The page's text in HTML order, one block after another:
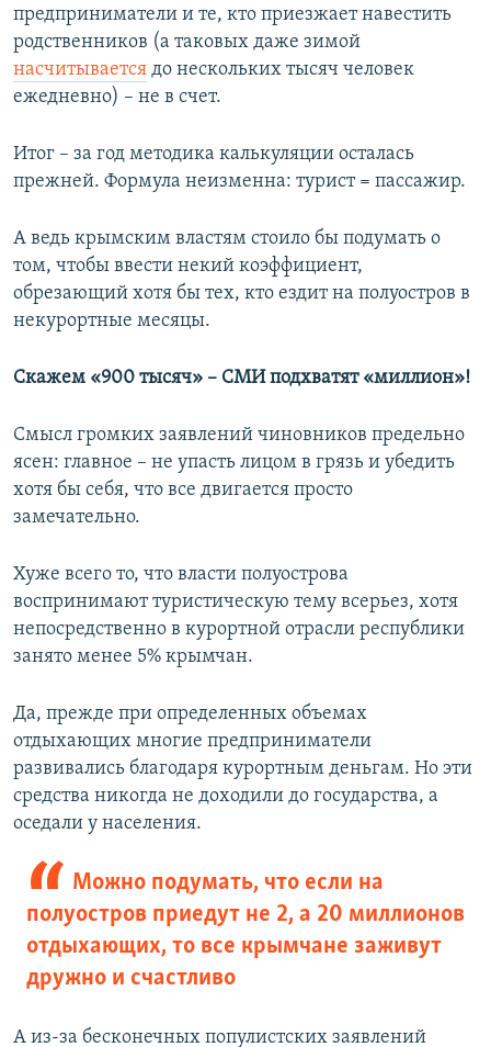
предприниматели и те, кто приезжает навестить
родственников (а таковых даже зимой
насчитывается до нескольких тысяч человек
ежедневно) – не в счет.
Итог – за год методика калькуляции осталась
прежней. Формула неизменна: турист = пассажир.
А ведь крымским властям стоило бы подумать о
том, чтобы ввести некий коэффициент,
обрезающий хотя бы тех, кто ездит на полуостров в
некурортные месяцы.
Скажем «900 тысяч» – СМИ подхватят «миллион»!
Смысл громких заявлений чиновников предельно
ясен: главное – не упасть лицом в грязь и убедить
хотя бы себя, что все двигается просто
замечательно.
Хуже всего то, что власти полуострова
воспринимают туристическую тему всерьез, хотя
непосредственно в курортной отрасли республики
занято менее 5% крымчан.
Да, прежде при определенных объемах
отдыхающих многие предприниматели
развивались благодаря курортным деньгам. Но эти
средства никогда не доходили до государства, а
оседали у населения.
Можно подумать, что если на
полуостров приедут не 2, а 20 миллионов
отдыхающих, то все крымчане заживут
дружно и счастливо
А из-за бесконечных популистских заявлений